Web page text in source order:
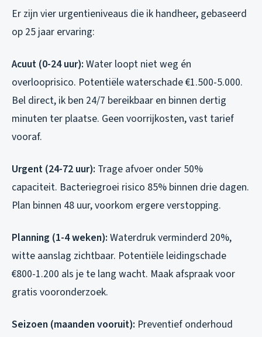
Er zijn vier urgentieniveaus die ik handheer, gebaseerd
op 25 jaar ervaring:
Acuut (0-24 uur): Water loopt niet weg én
overlooprisico. Potentiële waterschade €1.500-5.000.
Bel direct, ik ben 24/7 bereikbaar en binnen dertig
minuten ter plaatse. Geen voorrijkosten, vast tarief
vooraf.
Urgent (24-72 uur): Trage afvoer onder 50%
capaciteit. Bacteriegroei risico 85% binnen drie dagen.
Plan binnen 48 uur, voorkom ergere verstopping.
Planning (1-4 weken): Waterdruk verminderd 20%,
witte aanslag zichtbaar. Potentiële leidingschade
€800-1.200 als je te lang wacht. Maak afspraak voor
gratis vooronderzoek.
Seizoen (maanden vooruit): Preventief onderhoud